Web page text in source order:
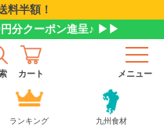
料半額！
円分クーポン進呈♪ ▶▶
カート メニュー
ランキング 九州食材